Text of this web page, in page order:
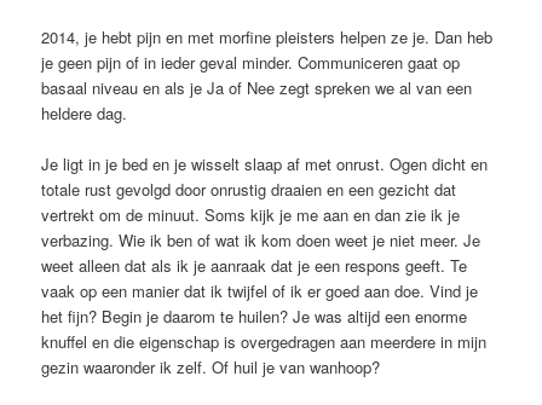
2014, je hebt pijn en met morfine pleisters helpen ze je. Dan heb
je geen pijn of in ieder geval minder. Communiceren gaat op
basaal niveau en als je Ja of Nee zegt spreken we al van een
heldere dag.
Je ligt in je bed en je wisselt slaap af met onrust. Ogen dicht en
totale rust gevolgd door onrustig draaien en een gezicht dat
vertrekt om de minuut. Soms kijk je me aan en dan zie ik je
verbazing. Wie ik ben of wat ik kom doen weet je niet meer. Je
weet alleen dat als ik je aanraak dat je een respons geeft. Te
vaak op een manier dat ik twijfel of ik er goed aan doe. Vind je
het fijn? Begin je daarom te huilen? Je was altijd een enorme
knuffel en die eigenschap is overgedragen aan meerdere in mijn
gezin waaronder ik zelf. Of huil je van wanhoop?